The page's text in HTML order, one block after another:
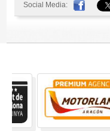
Social Media: